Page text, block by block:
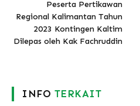
Peserta Pertikawan
Regional Kalimantan Tahun
2023 Kontingen Kaltim
Dilepas oleh Kak Fachruddin
INFO TERKAIT